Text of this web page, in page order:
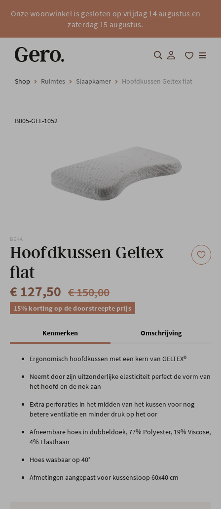
Onze woonwinkel is gesloten op vrijdag 14 augustus en
zaterdag 15 augustus.
Totaalinrichting
Professionals
Shop Ruimtes Slaapkamer Hoofdkussen Geltex flat
B005-GEL-1052
BEKA
Hoofdkussen Geltex
flat
€ 127,50 € 150,00
15% korting op de doorstreepte prijs
Kenmerken Omschrijving
Ergonomisch hoofdkussen met een kern van GELTEX®
Neemt door zijn uitzonderlijke elasticiteit perfect de vorm van
het hoofd en de nek aan
Extra perforaties in het midden van het kussen voor nog
betere ventilatie en minder druk op het oor
Afneembare hoes in dubbeldoek, 77% Polyester, 19% Viscose,
4% Elasthaan
Hoes wasbaar op 40°
Afmetingen aangepast voor kussensloop 60x40 cm